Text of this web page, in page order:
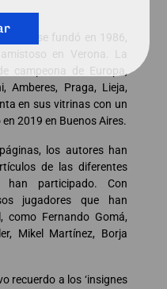
fútbol se fundó en 1986,
en Verona. La
campeona de Europa,
Amberes, Praga, Lieja,
en sus vitrinas con un
2019 en Buenos Aires.
los autores han
de las diferentes
participado. Con
jugadores que han
como Fernando Gomá,
Mikel Martínez, Borja
recuerdo a los ‘insignes